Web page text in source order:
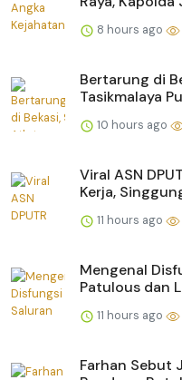
8 hours ago
Bertarung di
Tasikmalaya
10 hours ago
Viral ASN
Kerja,
11 hours ago
Mengenal
Patulous dan
11 hours ago
Farhan Sebut